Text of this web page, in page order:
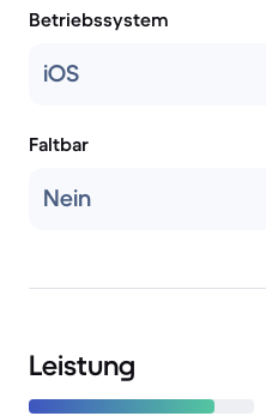
Betriebssystem
iOS
Faltbar
Nein
Leistung